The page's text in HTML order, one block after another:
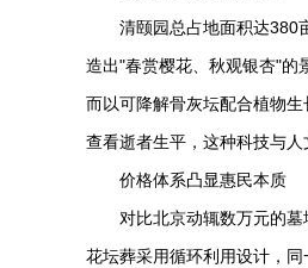
清颐园总占地面积达380
造出"春赏樱花、秋观银杏"的
而以可降解骨灰坛配合植物
查看逝者生平，这种科技与人
价格体系凸显惠民本质
对比北京动辄数万元的
花坛葬采用循环利用设计，